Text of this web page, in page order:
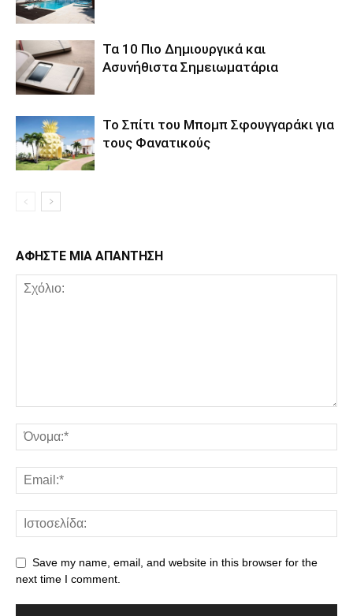
Τα 10 Πιο Δημιουργικά και
Ασυνήθιστα Σημειωματάρια
Το Σπίτι του Μπομπ Σφουγγαράκι για
τους Φανατικούς
ΑΦΗΣΤΕ ΜΙΑ ΑΠΑΝΤΗΣΗ
Save my name, email, and website in this browser for the
next time I comment.